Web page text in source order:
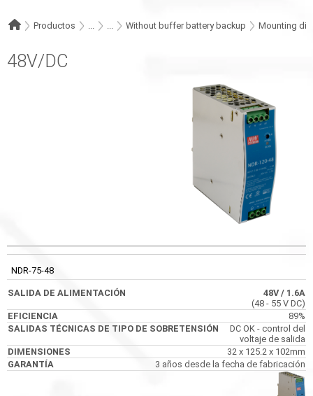
Productos ... ... Without buffer battery backup Mounting
48V/DC
CÓDIGO EFICIENCIA
SALIDAS
TÉCNICAS DE TIPO
NDR-75-48
48V/ 1.6A
(48 - 55 V DC)
89%
DC OK - control del
voltaje de salida
32 x 125.2 x 102mm
3 años desde la fecha de fabricación